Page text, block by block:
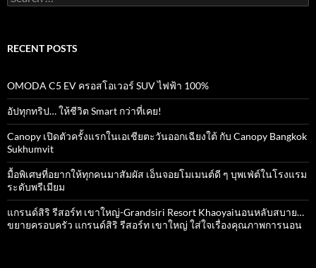
for:
RECENT POSTS
OMODA C5 EV ครอสโอเวอร์ SUV ไฟฟ้า 100%
อัปทุกทริป… ให้ชีวิต Smart กว่าที่เคย!
Canopy เปิดตัวครั้งแรกในเอเชียตะวันออกเฉียงใต้ กับ Canopy Bangkok
Sukhumvit
มื้อพิเศษที่อยากให้ทุกคนมาสัมผัส เอ็นจอยโมเมนต์ดี ๆ บุพเฟ่ต์ในโรงแรม
ระดับพรีเมียม
แกรนด์สิริ​ รีสอร์ท​ เขาใหญ่​-Grandsiri​ Resort​ Khaoyaiนอนหลับสบาย…
ขยายครอบครัว แกรนด์สิริ รีสอร์ท เขาใหญ่ ใส่ใจเรื่องคุณภาพการนอน